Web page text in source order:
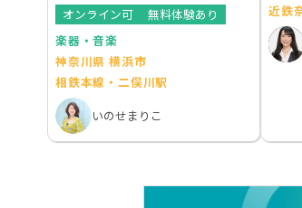
オンライン可
無料体験あり
楽器・音楽
神奈川県 横浜市
相鉄本線・二俣川駅
いのせまりこ
近鉄